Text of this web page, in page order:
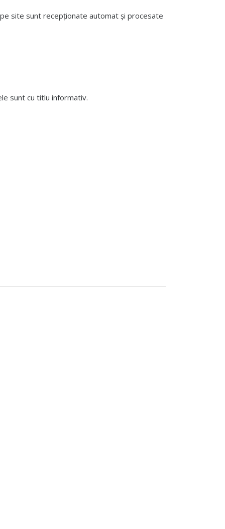
site sunt recepționate automat și procesate
sunt cu titlu informativ.